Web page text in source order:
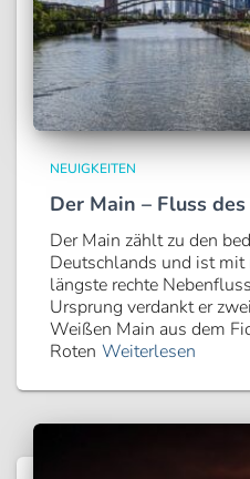
NEUIGKEITEN
Der Main – Fluss
Der Main zählt zu den
Deutschlands und ist
längste rechte
Ursprung verdankt er
Weißen Main aus dem
Roten Weiterlesen